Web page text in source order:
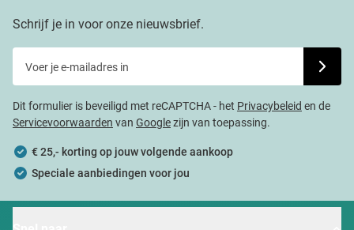
Schrijf je in voor onze nieuwsbrief.
Dit formulier is beveiligd met reCAPTCHA - het Privacybeleid en de
Servicevoorwaarden van Googlezijn van toepassing.
€ 25,- korting op jouw volgende aankoop
Speciale aanbiedingen voor jou